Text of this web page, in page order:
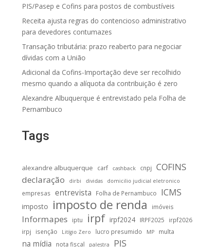
PIS/Pasep e Cofins para postos de combustíveis
Receita ajusta regras do contencioso administrativo
para devedores contumazes
Transação tributária: prazo reaberto para negociar
dívidas com a União
Adicional da Cofins-Importação deve ser recolhido
mesmo quando a alíquota da contribuição é zero
Alexandre Albuquerque é entrevistado pela Folha de
Pernambuco
Tags
alexandre albuquerque carf cashback cnpj COFINS
declaração dirbi dividas domicilio judicial eletronico
empresas entrevista Folha de Pernambuco ICMS
imposto imposto de renda imóveis
Informapes iptu irpf irpf2024 IRPF2025
irpf2026
irpj
isenção Litígio Zero lucro presumido MP multa
na mídia nota fiscal palestra PIS